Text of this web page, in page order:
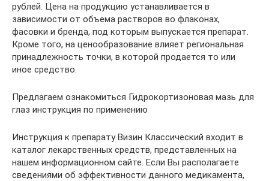
рублей. Цена на продукцию устанавливается в
зависимости от объема растворов во флаконах,
фасовки и бренда, под которым выпускается препарат.
Кроме того, на ценообразование влияет региональная
принадлежность точки, в которой продается то или
иное средство.
Предлагаем ознакомиться Гидрокортизоновая мазь для
глаз инструкция по применению
Инструкция к препарату Визин Классический входит в
каталог лекарственных средств, представленных на
нашем информационном сайте. Если Вы располагаете
сведениями об эффективности данного медикамента,